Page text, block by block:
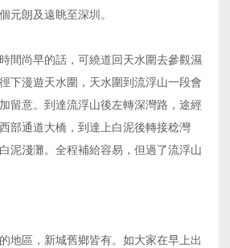
元朗及遠眺至深圳。
間尚早的話，可繞道回天水圍去參觀濕
下漫遊天水圍，天水圍到流浮山一段會
留意。到達流浮山後左轉深灣路，途經
部通道大橋，到達上白泥後轉接稔灣
泥淺灘。全程補給容易，但過了流浮山
地區，新城舊鄉皆有。如大家在早上出